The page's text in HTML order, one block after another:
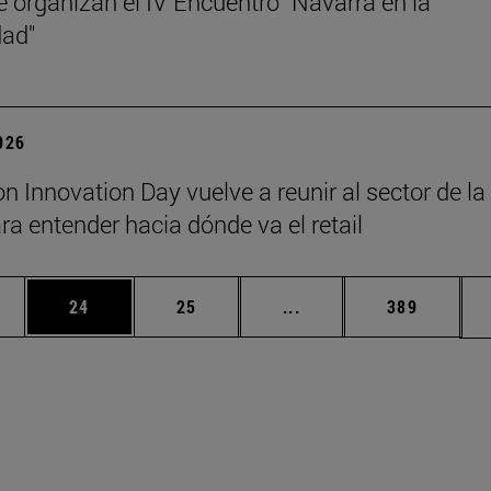
Innovation Day vuelve a reunir al sector de la
entender hacia dónde va el retail
Use TAB para desplazarse.
Página
24 Página
25 ... Páginas intermedias
Página
389